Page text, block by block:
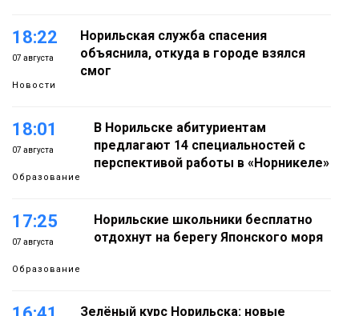
18:22
07 августа
Новости
Норильская служба спасения
объяснила, откуда в городе взялся
смог
18:01
07 августа
Образование
В Норильске абитуриентам
предлагают 14 специальностей с
перспективой работы в «Норникеле»
17:25
07 августа
Образование
Норильские школьники бесплатно
отдохнут на берегу Японского моря
Зелёный курс Норильска: новые